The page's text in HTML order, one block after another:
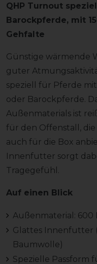
QHP Turnout
Barockpferde, mit
Gehfalte
Günstige wärmende
guter
speziell für Pferde
oder Barockpferde.
Außenmaterials ist
für den Offenstall,
auch für die Box
Innenfutter sorgt
Tragegefühl.
Auf einen Blick
Außenmaterial: 600
Glattes Innenfutter
Baumwolle)
Spezielle Passform